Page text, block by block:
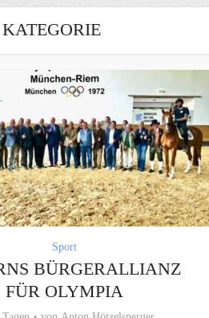
Sport
BÜRGERALLIANZ
FÜR OLYMPIA